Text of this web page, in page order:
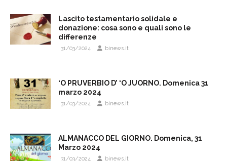
Lascito testamentario solidale e
donazione: cosa sono e quali sono le
differenze
31/03/2024 binews.it
‘O PRUVERBIO D’ ‘O JUORNO. Domenica 31
marzo 2024
31/03/2024 binews.it
ALMANACCO DEL GIORNO. Domenica, 31
Marzo 2024
31/03/2024 binews.it